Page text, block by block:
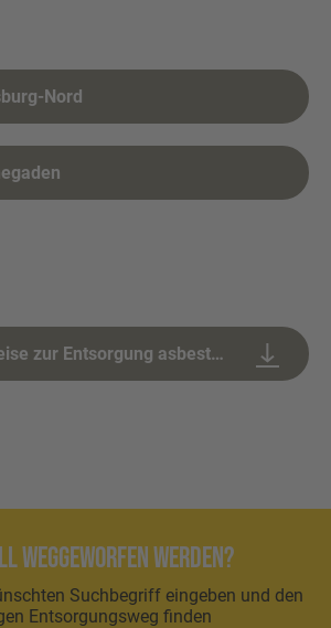
Nord
Vollzugshinweise zur Entsorgung asbesthaltiger Abfälle (LAGA)
weggeworfen werden?
Suchbegriff eingeben und den
Entsorgungsweg finden